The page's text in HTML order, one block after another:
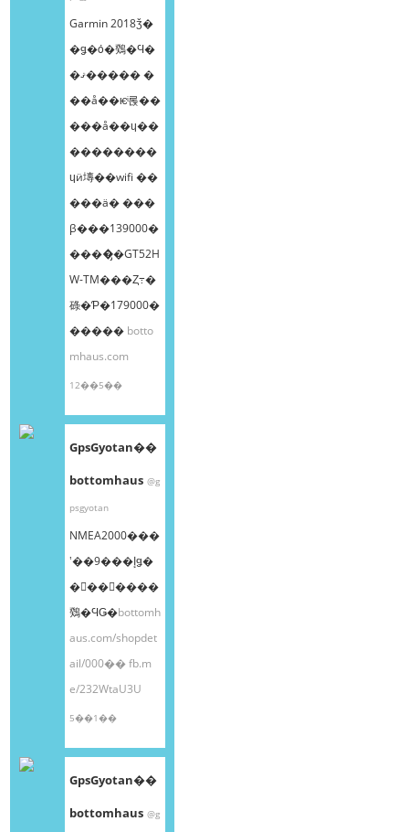
Garmin 2018ǯ�
�ǥ�ȯ�䳫�Ϥ�
�ޤ����� �
��å��ѥͥ롡��
���å��ɥ��
��������
ɥӥ塼��wifi ��
���ä� ���
β���139000�
����̡�GT52H
W-TM���Ȥ߹�
碌�Ƥ�179000�
����� botto
mhaus.com
12��5��
GpsGyotan��
bottomhaus @g
psgyotan
NMEA2000���
ʽ��9���إǥ�
�󥰥��󥵡����
䳫�ϤǤ�bottomh
aus.com/shopdet
ail/000��fb.m
e/232WtaU3U
5��1��
GpsGyotan��
bottomhaus @g